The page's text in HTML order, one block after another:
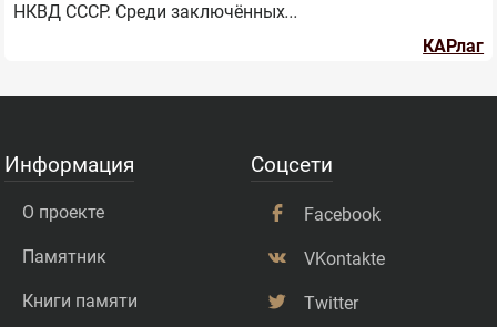
НКВД СССР. Среди заключённых
КАРлаг
Информация
О проекте
Памятник
Книги памяти
Соцсети
Facebook
VKontakte
Twitter